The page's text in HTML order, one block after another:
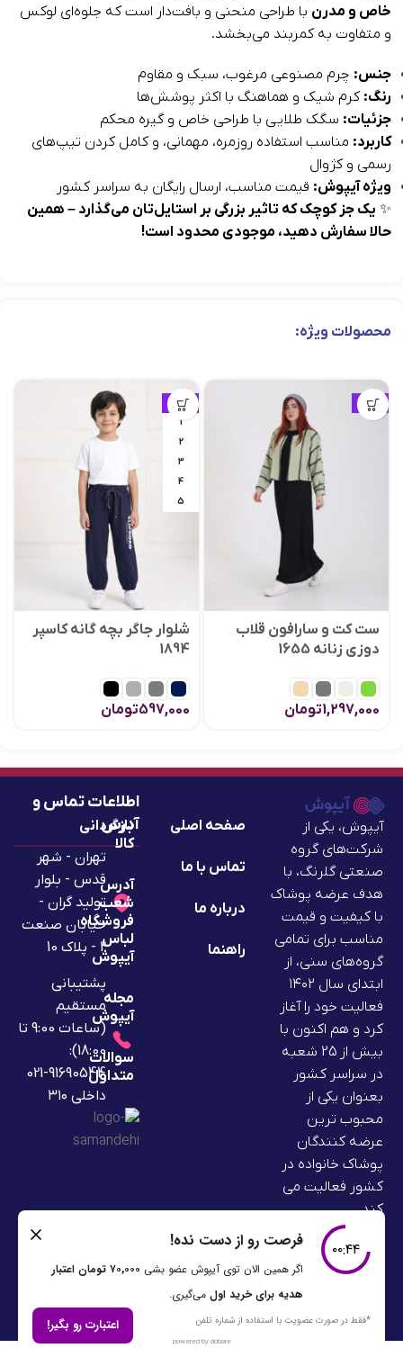
خاص و مدرن با طراحی منحنی و بافت‌دار است که جلوه‌ای لوکس
و متفاوت به کمربند می‌بخشد.
جنس: چرم مصنوعی مرغوب، سبک و مقاوم
رنگ: کرم شیک و هماهنگ با اکثر پوشش‌ها
جزئیات: سگک طلایی با طراحی خاص و گیره محکم
کاربرد: مناسب استفاده روزمره، مهمانی، و کامل کردن تیپ‌های
رسمی و کژوال
ویژه آیپوش: قیمت مناسب، ارسال رایگان به سراسر کشور
✨ یک جز کوچک که تاثیر بزرگی بر استایل‌تان می‌گذارد – همین
حالا سفارش دهید، موجودی محدود است!
محصولات ویژه:
ویژه
ست کت و سارافون قلاب
دوزی زنانه 1655
1,297,000تومان
ویژه
1
2
3
4
5
شلوار جاگر بچه گانه کاسپر
1894
597,000تومان
آیپوش، یکی از
شرکت‌های گروه
صنعتی گلرنگ، با
هدف عرضه پوشاک
با کیفیت و قیمت
مناسب برای تمامی
گروه‌های سنی، از
ابتدای سال ۱۴۰۲
فعالیت خود را آغاز
کرد و هم اکنون با
بیش از 25 شعبه
در سراسر کشور
بعنوان یکی از
محبوب ترین
عرضه کنندگان
پوشاک خانواده در
کشور فعالیت می
کند.
صفحه اصلی
تماس با ما
درباره ما
راهنما
بازگردانی
کالا
آدرس
شعب
فروشگاه
لباس
آیپوش
مجله
آیپوش
سوالات
متداول
تهران - شهر
قدس - بلوار
تولید گران -
خیابان صنعت
2 - پلاک 10
پشتیبانی
مستقیم
(ساعات 9:00 تا
18:00):
91690544-021
داخلی ۳۱۰
اطلاعات تماس و
آدرس